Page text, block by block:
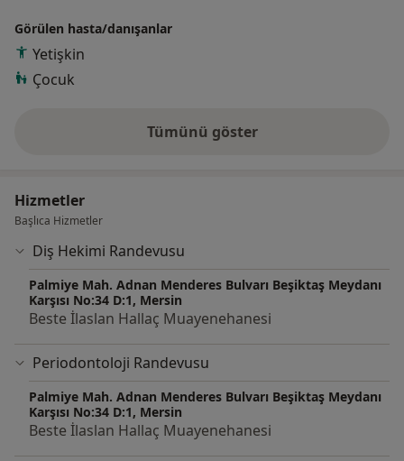
sektörde faaliyet göstermekteyim. 2022'den beri
Mersin ili Yenişehir ilçesinde kendime ait özel diş
kliniğimde faaliyet göstermekteyim.
Görülen hasta/danışanlar
Yetişkin
Çocuk
Tümünü gösterdeneyim hakkında
Hizmetler
Başlıca Hizmetler
Diş Hekimi Randevusu
Palmiye Mah. Adnan Menderes Bulvarı Beşiktaş Meydanı
Karşısı No:34 D:1, Mersin
Beste İlaslan Hallaç Muayenehanesi
Periodontoloji Randevusu
Palmiye Mah. Adnan Menderes Bulvarı Beşiktaş Meydanı
Karşısı No:34 D:1, Mersin
Beste İlaslan Hallaç Muayenehanesi